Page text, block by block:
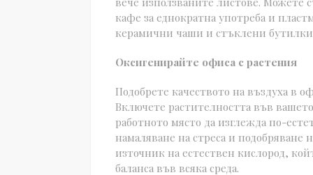
кафе за еднократна употреба и
керамични чаши и стъклени бутилки
Оксигенирайте офиса с растения
Подобрете качеството на въздуха в
Включете растителността във
работното място да изглежда по-
намаляване на стреса и подобряване
източник на естествен кислород,
баланса във всяка среда.